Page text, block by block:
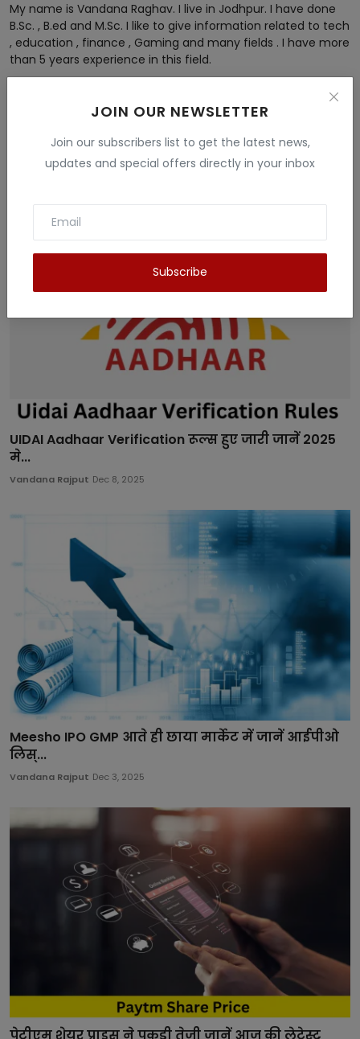
JOIN OUR NEWSLETTER
Join our subscribers list to get the latest news,
updates and special offers directly in your inbox
Subscribe
My name is Vandana Raghav. I live in Jodhpur. I have done
B.Sc. , B.ed and M.Sc. I like to give information related to tech
, education , finance , Gaming and many fields . I have more
than 5 years experience in this field.
UIDAI Aadhaar Verification रूल्स हुए जारी जानें 2025
मे...
Vandana Rajput Dec 8, 2025
Meesho IPO GMP आते ही छाया मार्केट में जानें आईपीओ
लिस्...
Vandana Rajput Dec 3, 2025
पेटीएम शेयर प्राइस ने पकड़ी तेजी जानें आज की लेटेस्ट